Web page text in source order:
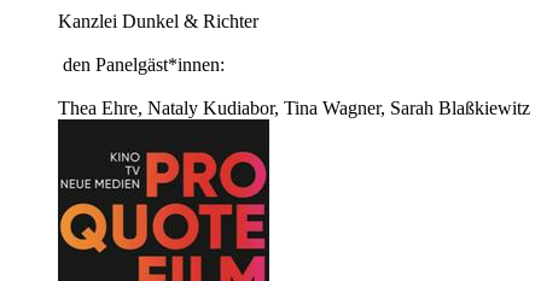
Kanzlei Dunkel & Richter
den Panelgäst*innen:
Thea Ehre, Nataly Kudiabor, Tina Wagner, Sarah Blaßkiewitz